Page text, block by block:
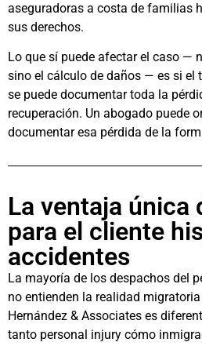
aseguradoras a costa de familias
sus derechos.
Lo que sí puede afectar el caso —
sino el cálculo de daños — es si el
se puede documentar toda la
recuperación. Un abogado puede
documentar esa pérdida de la
La ventaja única
para el cliente
accidentes
La mayoría de los despachos del
no entienden la realidad
Hernández & Associates es
tanto personal injury cómo